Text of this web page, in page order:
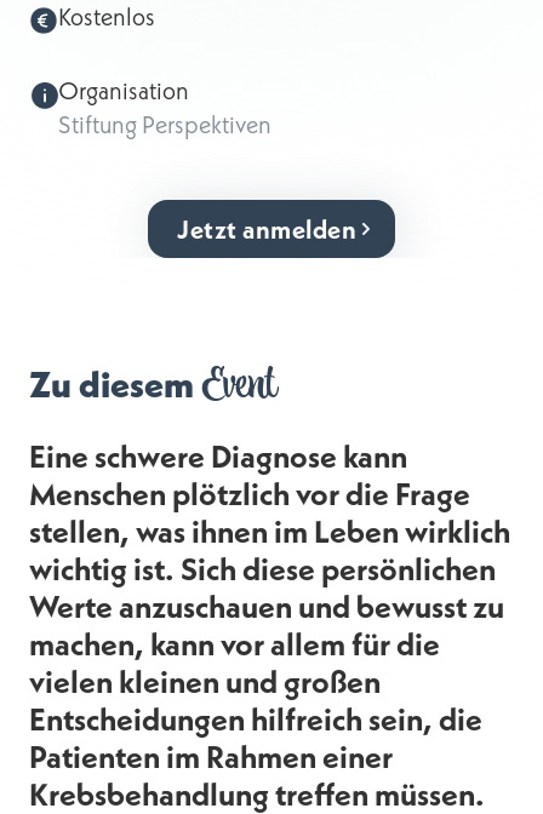
Kostenlos
Organisation
Stiftung Perspektiven
Jetzt anmelden
Zu diesemEvent
Eine schwere Diagnose kann
Menschen plötzlich vor die Frage
stellen, was ihnen im Leben wirklich
wichtig ist. Sich diese persönlichen
Werte anzuschauen und bewusst zu
machen, kann vor allem für die
vielen kleinen und großen
Entscheidungen hilfreich sein, die
Patienten im Rahmen einer
Krebsbehandlung treffen müssen.